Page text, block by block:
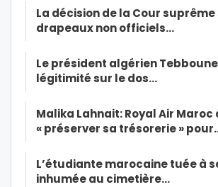
La décision de la Cour suprême
drapeaux non officiels…
Le président algérien
légitimité sur le dos…
Malika Lahnait: Royal Air Maroc
« préserver sa trésorerie »
L’étudiante marocaine tuée à
inhumée au cimetière…